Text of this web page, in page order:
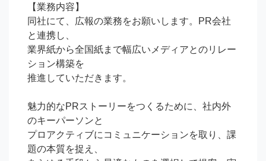
【業務内容】
同社にて、広報の業務をお願いします。PR会社
と連携し、
業界紙から全国紙まで幅広いメディアとのリレー
ション構築を
推進していただきます。
魅力的なPRストーリーをつくるために、社内外
のキーパーソンと
プロアクティブにコミュニケーションを取り、課
題の本質を捉え、